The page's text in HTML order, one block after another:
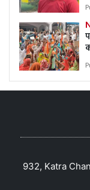
932, Katra